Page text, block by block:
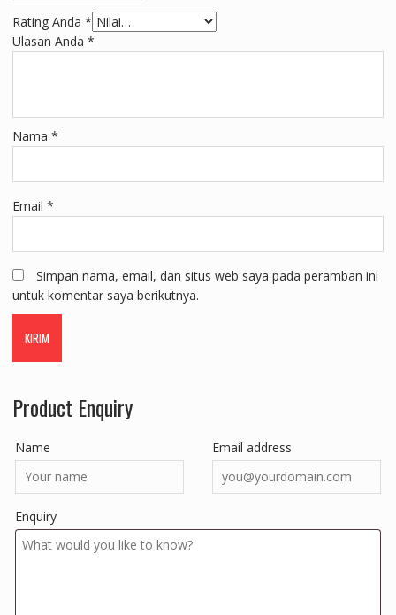
Rating Anda *
Ulasan Anda *
Nama *
Email *
Simpan nama, email, dan situs web saya pada peramban ini
untuk komentar saya berikutnya.
Product Enquiry
Name Email address
Enquiry